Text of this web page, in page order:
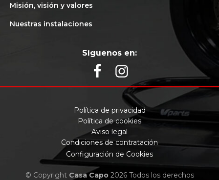
Misión, visión y valores
Nuestras instalaciones
Síguenos en:
© Copyright Casa Capo2026 Todos los derechos
Política de privacidad
Política de cookies
Aviso legal
Condiciones de contratación
Configuración de Cookies